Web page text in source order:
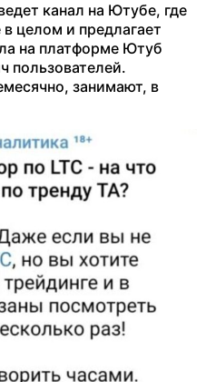
канал на Ютубе, где
целом и предлагает
на платформе Ютуб
пользователей.
занимают, в